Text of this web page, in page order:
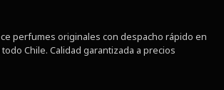
perfumes originales con despacho rápido en
Chile. Calidad garantizada a precios